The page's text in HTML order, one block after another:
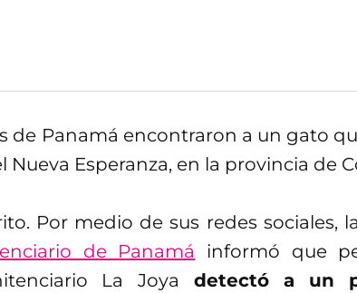
de Panamá encontraron a un gato
Esperanza, en la provincia de
Por medio de sus redes sociales, la
de Panamá informó que
La Joya detectó a un